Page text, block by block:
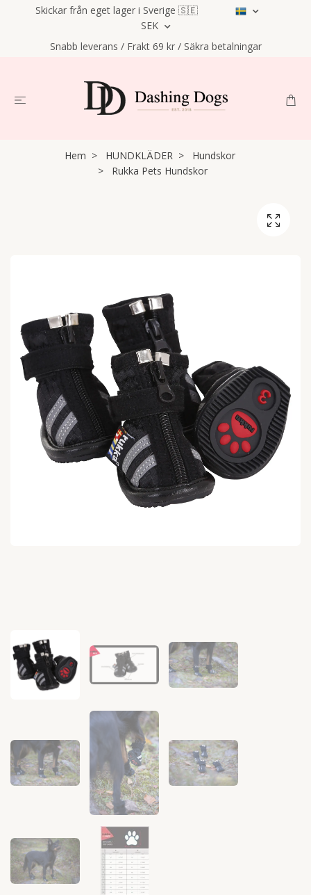
Skickar från eget lager i Sverige 🇸🇪
SEK
Snabb leverans / Frakt 69 kr / Säkra betalningar
Hem HUNDKLÄDER
Hundskor
Rukka Pets Hundskor